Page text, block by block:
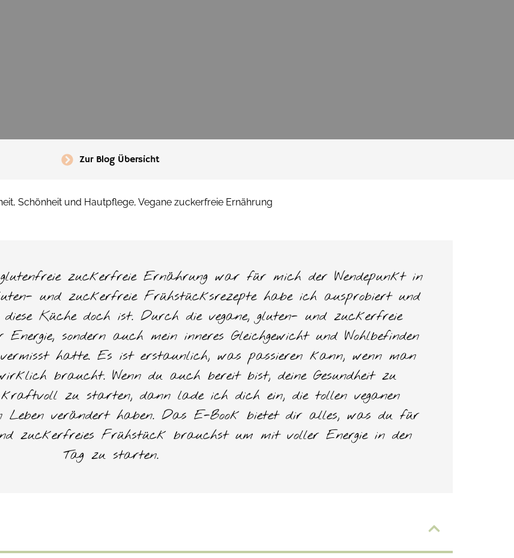
Zur Blog Übersicht
Schönheit und Hautpflege, Vegane zuckerfreie Ernährung
zuckerfreie Ernährung war für mich der Wendepunkt in
und zuckerfreie Frühstücksrezepte habe ich ausprobiert und
Küche doch ist. Durch die vegane, gluten- und zuckerfreie
sondern auch mein inneres Gleichgewicht und Wohlbefinden
hatte. Es ist erstaunlich, was passieren kann, wenn man
braucht. Wenn du auch bereit bist, deine Gesundheit zu
kraftvoll zu starten, dann lade ich dich ein, die tollen veganen
Leben verändert haben. Das E-Book bietet dir alles, was du für
und zuckerfreies Frühstück brauchst um mit voller Energie in den
Tag zu starten.